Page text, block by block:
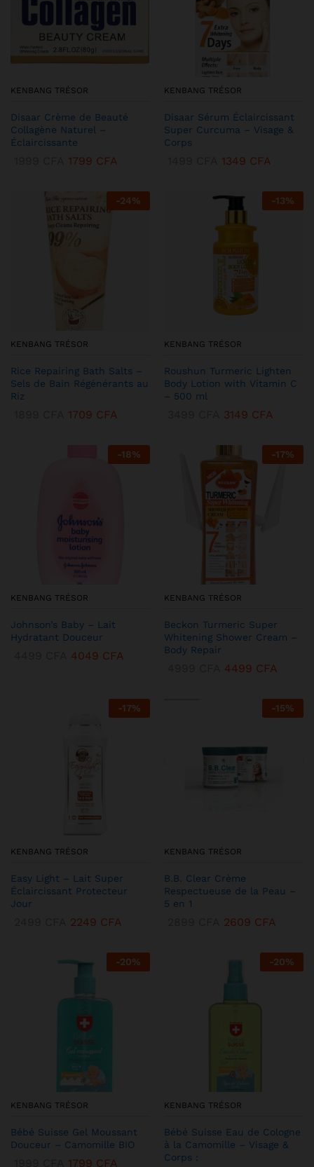
KENBANG TRÉSOR
Disaar Crème de Beauté
Collagène Naturel –
Éclaircissante
1799 CFA
KENBANG TRÉSOR
Disaar Sérum Éclaircissant
Super Curcuma – Visage &
Corps
1349 CFA
-24%
KENBANG TRÉSOR
Rice Repairing Bath Salts –
Sels de Bain Régénérants au
Riz
1709 CFA
-13%
KENBANG TRÉSOR
Roushun Turmeric Lighten
Body Lotion with Vitamin C
– 500 ml
3149 CFA
-18%
KENBANG TRÉSOR
Johnson’s Baby – Lait
Hydratant Douceur
4049 CFA
-17%
KENBANG TRÉSOR
Beckon Turmeric Super
Whitening Shower Cream –
Body Repair
4499 CFA
-17%
KENBANG TRÉSOR
Easy Light – Lait Super
Éclaircissant Protecteur
Jour
2249 CFA
-15%
KENBANG TRÉSOR
B.B. Clear Crème
Respectueuse de la Peau –
5 en 1
2609 CFA
-20%
KENBANG TRÉSOR
Bébé Suisse Gel Moussant
Douceur – Camomille BIO
1799 CFA
-20%
KENBANG TRÉSOR
Bébé Suisse Eau de Cologne
à la Camomille – Visage &
Corps :